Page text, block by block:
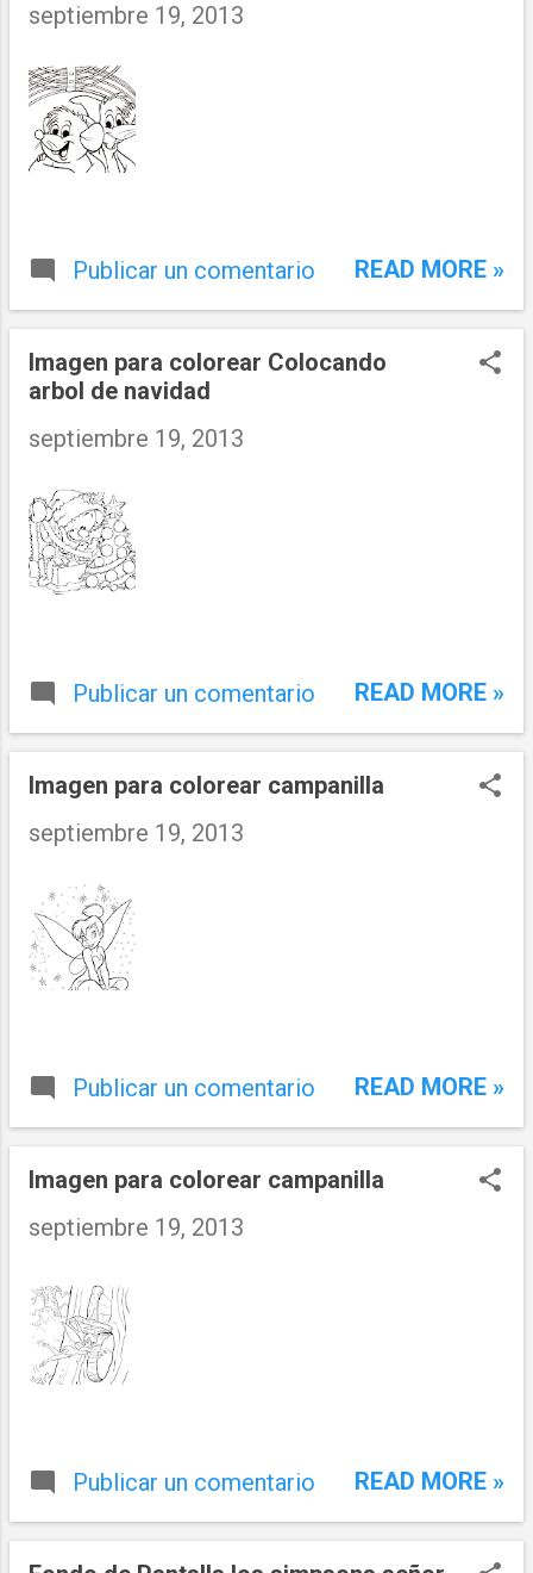
septiembre 19, 2013
Publicar un comentario READ MORE »
Imagen para colorear Colocando
arbol de navidad
septiembre 19, 2013
Publicar un comentario READ MORE »
Imagen para colorear campanilla
septiembre 19, 2013
Publicar un comentario READ MORE »
Imagen para colorear campanilla
septiembre 19, 2013
Publicar un comentario READ MORE »